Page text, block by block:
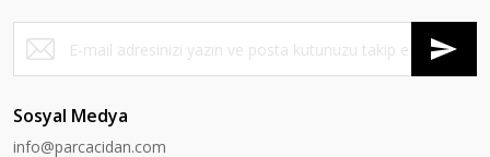
Sosyal Medya
info@parcacidan.com